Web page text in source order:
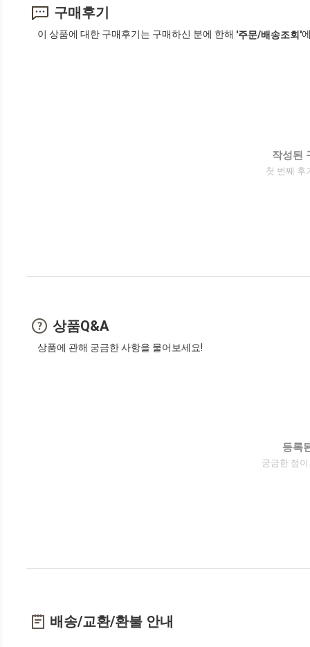
구매후기
이 상품에 대한 구매후기는 구매하신 분에 한해 '주문/배송조회'
작성된
첫 번째 후
상품Q&A
상품에 관해 궁금한 사항을 물어보세요!
등록
궁금한 점
배송/교환/환불 안내